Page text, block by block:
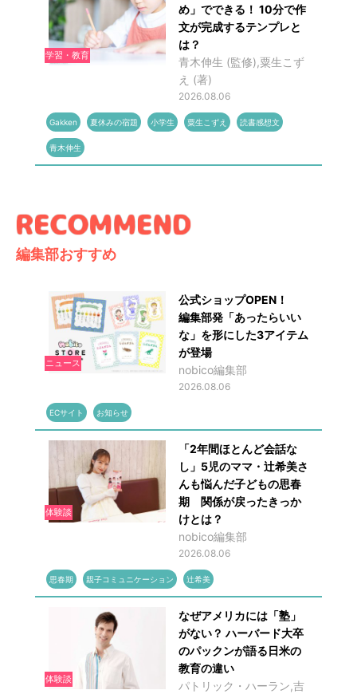
学習・教育
め」でできる！ 10分で作
文が完成するテンプレと
は？
青木伸生 (監修),粟生こず
え (著)
2026.08.06
Gakken 夏休みの宿題 小学生 粟生こずえ 読書感想文
青木伸生
編集部おすすめ
ニュース
公式ショップOPEN！
編集部発「あったらいい
な」を形にした3アイテム
が登場
nobico編集部
2026.08.06
ECサイト お知らせ
体験談
「2年間ほとんど会話な
し」5児のママ・辻希美さ
んも悩んだ子どもの思春
期 関係が戻ったきっか
けとは？
nobico編集部
2026.08.06
思春期 親子コミュニケーション 辻希美
体験談
なぜアメリカには「塾」
がない？ ハーバード大卒
のパックンが語る日米の
教育の違い
パトリック・ハーラン,吉